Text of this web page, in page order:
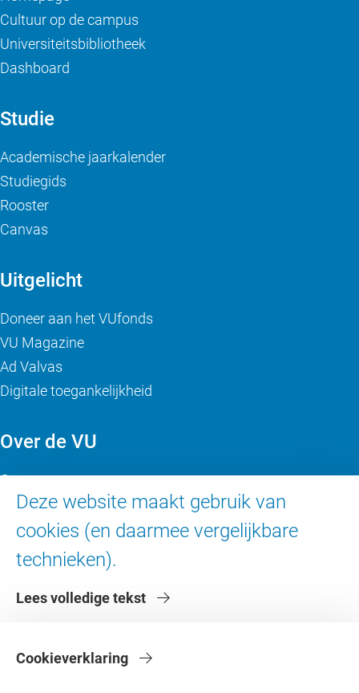
Deze website maakt gebruik van
cookies (en daarmee vergelijkbare
technieken).
Lees volledige tekst
Cookieverklaring
Cultuur op de campus
Universiteitsbibliotheek
Dashboard
Studie
Academische jaarkalender
Studiegids
Rooster
Canvas
Uitgelicht
Doneer aan het VUfonds
VU Magazine
Ad Valvas
Digitale toegankelijkheid
Over de VU
Contact en route
Werken bij de VU
Faculteiten
Diensten